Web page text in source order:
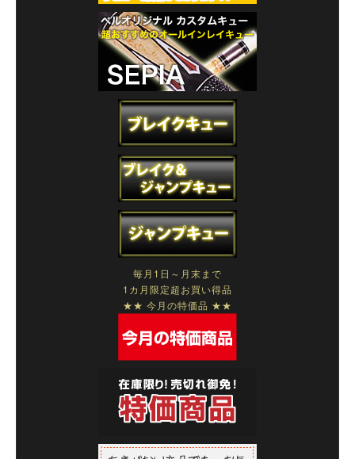
毎月1日～月末まで
1カ月限定超お買い得品
★★ 今月の特価品 ★★